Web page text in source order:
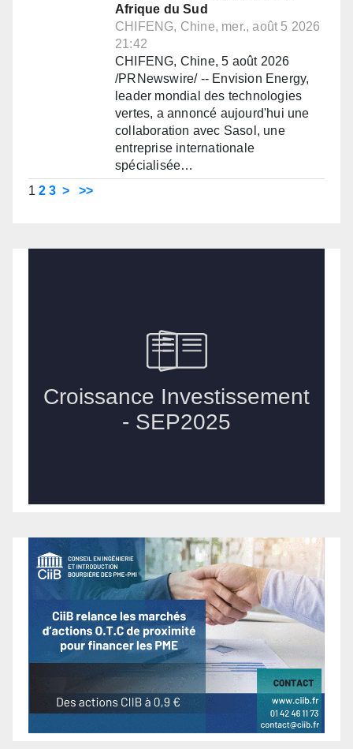
Afrique du Sud
CHIFENG, Chine, mer., août 5 2026
21:42
CHIFENG, Chine, 5 août 2026
/PRNewswire/ -- Envision Energy,
leader mondial des technologies
vertes, a annoncé aujourd'hui une
collaboration avec Sasol, une
entreprise internationale
spécialisée…
1 2 3 > >>